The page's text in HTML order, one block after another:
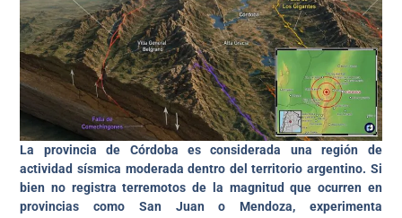
La provincia de Córdoba es considerada una región de
actividad sísmica moderada dentro del territorio argentino. Si
bien no registra terremotos de la magnitud que ocurren en
provincias como San Juan o Mendoza, experimenta